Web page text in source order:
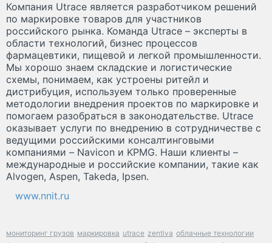
Компания Utrace является разработчиком решений
по маркировке товаров для участников
российского рынка. Команда Utrace – эксперты в
области технологий, бизнес процессов
фармацевтики, пищевой и легкой промышленности.
Мы хорошо знаем складские и логистические
схемы, понимаем, как устроены ритейл и
дистрибуция, используем только проверенные
методологии внедрения проектов по маркировке и
помогаем разобраться в законодательстве. Utrace
оказывает услуги по внедрению в сотрудничестве с
ведущими российскими консалтинговыми
компаниями – Navicon и KPMG. Наши клиенты –
международные и российские компании, такие как
Alvogen, Aspen, Takeda, Ipsen.
www.nnit.ru
мониторинг грузов маркировка utrace zentiva облачные технологии